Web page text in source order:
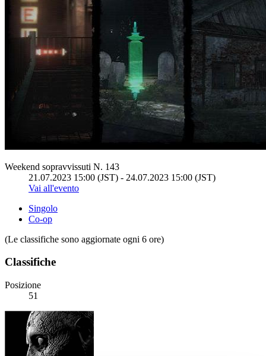
Weekend sopravvissuti N. 143
21.07.2023 15:00 (JST) - 24.07.2023 15:00 (JST)
Vai all'evento
Singolo
Co-op
(Le classifiche sono aggiornate ogni 6 ore)
Classifiche
Posizione
51